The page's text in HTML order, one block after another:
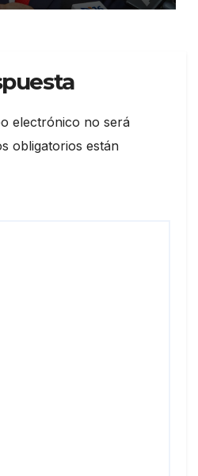
electrónico no será
obligatorios están